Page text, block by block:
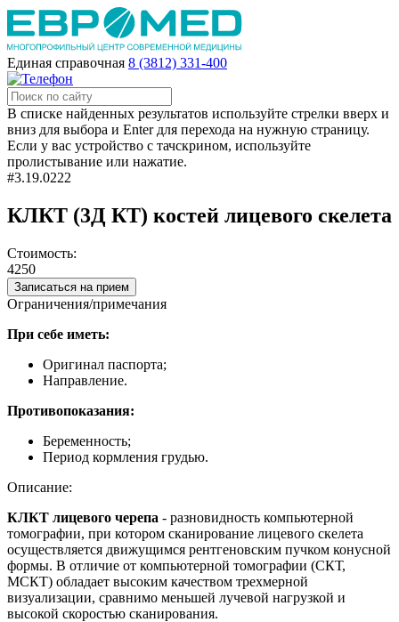
Единая справочная 8 (3812) 331-400
В списке найденных результатов используйте стрелки вверх и
вниз для выбора и Enter для перехода на нужную страницу.
Если у вас устройство с тачскрином, используйте
пролистывание или нажатие.
#3.19.0222
КЛКТ (3Д КТ) костей лицевого скелета
Стоимость:
4250
Записаться на прием
Ограничения/примечания
При себе иметь:
Оригинал паспорта;
Направление.
Противопоказания:
Беременность;
Период кормления грудью.
Описание:
КЛКТ лицевого черепа - разновидность компьютерной
томографии, при котором сканирование лицевого скелета
осуществляется движущимся рентгеновским пучком конусной
формы. В отличие от компьютерной томографии (СКТ,
МСКТ) обладает высоким качеством трехмерной
визуализации, сравнимо меньшей лучевой нагрузкой и
высокой скоростью сканирования.